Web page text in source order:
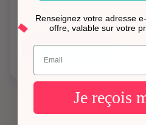
Ajouter
Renseignez votre adresse
offre, valable sur votre
Entrez votre mail.
Je reçois